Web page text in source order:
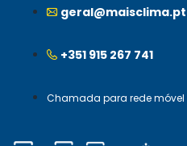
geral@maisclima.pt
+351 915 267 741
Chamada para rede